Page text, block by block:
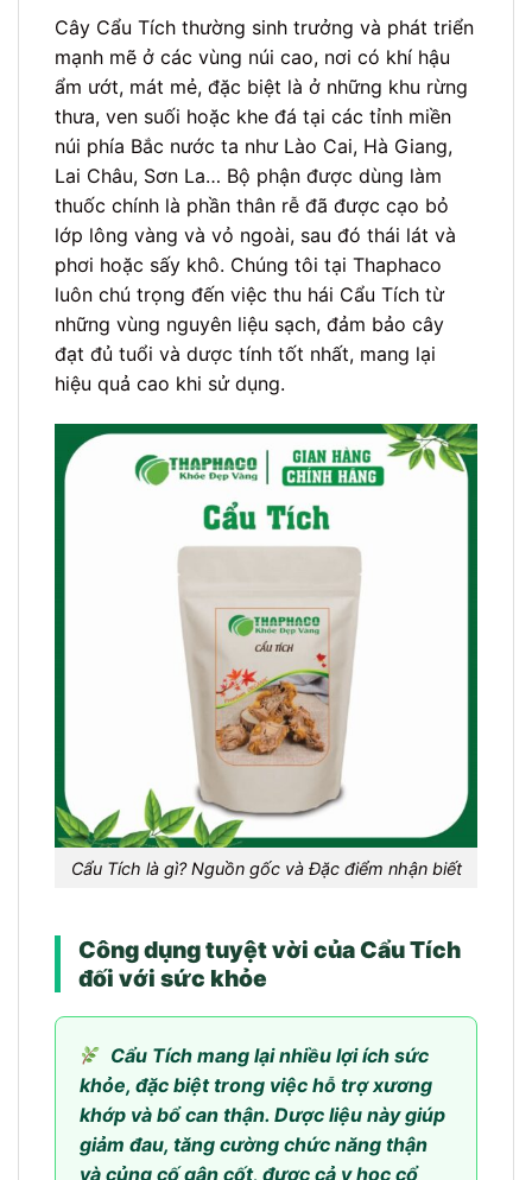
Cây Cẩu Tích thường sinh trưởng và phát triển
mạnh mẽ ở các vùng núi cao, nơi có khí hậu
ẩm ướt, mát mẻ, đặc biệt là ở những khu rừng
thưa, ven suối hoặc khe đá tại các tỉnh miền
núi phía Bắc nước ta như Lào Cai, Hà Giang,
Lai Châu, Sơn La… Bộ phận được dùng làm
thuốc chính là phần thân rễ đã được cạo bỏ
lớp lông vàng và vỏ ngoài, sau đó thái lát và
phơi hoặc sấy khô. Chúng tôi tại Thaphaco
luôn chú trọng đến việc thu hái Cẩu Tích từ
những vùng nguyên liệu sạch, đảm bảo cây
đạt đủ tuổi và dược tính tốt nhất, mang lại
hiệu quả cao khi sử dụng.
Cẩu Tích là gì? Nguồn gốc và Đặc điểm nhận biết
Công dụng tuyệt vời của Cẩu Tích
đối với sức khỏe
Cẩu Tích mang lại nhiều lợi ích sức
khỏe, đặc biệt trong việc hỗ trợ xương
khớp và bổ can thận. Dược liệu này giúp
giảm đau, tăng cường chức năng thận
và củng cố gân cốt, được cả y học cổ